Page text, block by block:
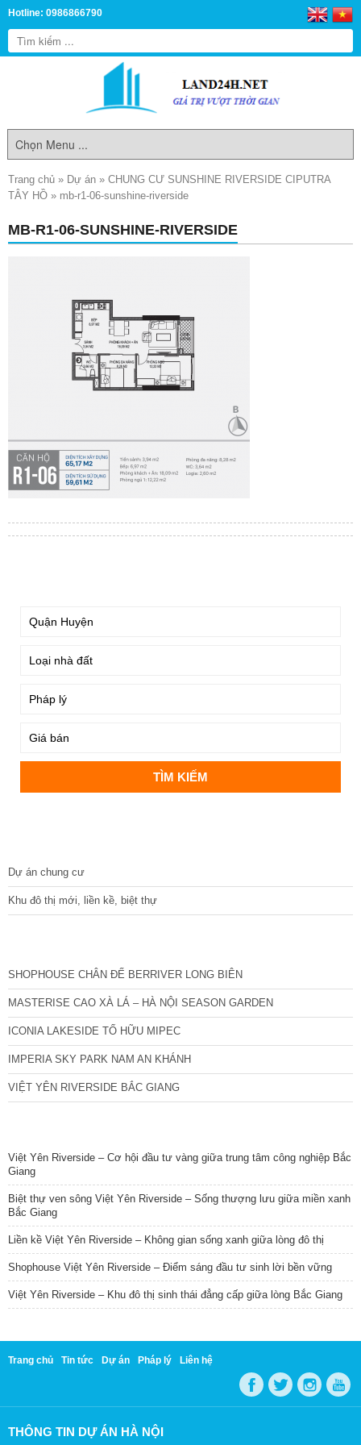
Hotline: 0986866790
Trang chủ » Dự án » CHUNG CƯ SUNSHINE RIVERSIDE CIPUTRA
TÂY HỒ » mb-r1-06-sunshine-riverside
MB-R1-06-SUNSHINE-RIVERSIDE
Dự án chung cư
Khu đô thị mới, liền kề, biệt thự
SHOPHOUSE CHÂN ĐẾ BERRIVER LONG BIÊN
MASTERISE CAO XÀ LÁ – HÀ NỘI SEASON GARDEN
ICONIA LAKESIDE TỐ HỮU MIPEC
IMPERIA SKY PARK NAM AN KHÁNH
VIỆT YÊN RIVERSIDE BẮC GIANG
Việt Yên Riverside – Cơ hội đầu tư vàng giữa trung tâm công nghiệp Bắc
Giang
Biệt thự ven sông Việt Yên Riverside – Sống thượng lưu giữa miền xanh
Bắc Giang
Liền kề Việt Yên Riverside – Không gian sống xanh giữa lòng đô thị
Shophouse Việt Yên Riverside – Điểm sáng đầu tư sinh lời bền vững
Việt Yên Riverside – Khu đô thị sinh thái đẳng cấp giữa lòng Bắc Giang
Trang chủ Tin tức Dự án Pháp lý Liên hệ
THÔNG TIN DỰ ÁN HÀ NỘI